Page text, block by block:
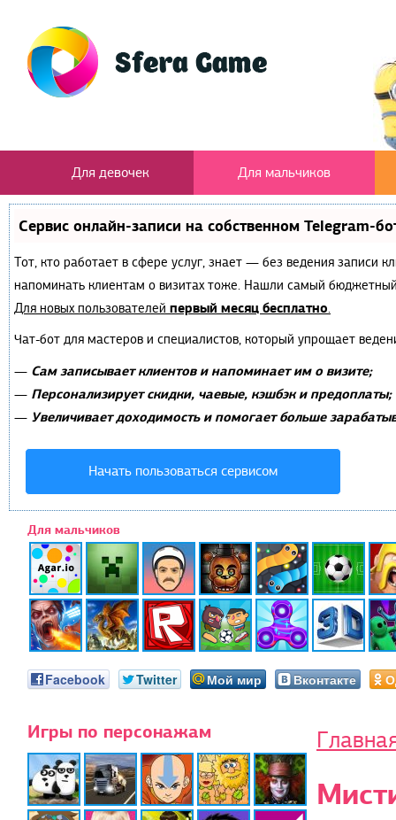
Для девочек Для мальчиков
Сервис онлайн-записи на собственном Telegram-
Тот, кто работает в сфере услуг, знает — без ведения записи
напоминать клиентам о визитах тоже. Нашли самый
Для новых пользователей первый месяц бесплатно.
Чат-бот для мастеров и специалистов, который упрощает
— Сам записывает клиентов и напоминает им о визите;
— Персонализирует скидки, чаевые, кэшбэк и предоплаты;
— Увеличивает доходимость и помогает больше
Начать пользоваться сервисом
Для мальчиков
Facebook Twitter Мой мир Вконтакте
Игры по персонажам